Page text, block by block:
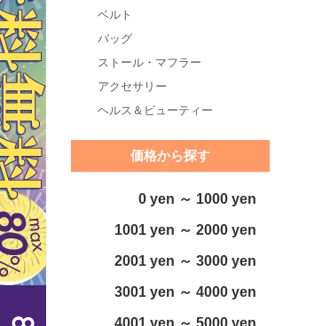
ベルト
バッグ
ストール・マフラー
アクセサリー
ヘルス＆ビューティー
価格から探す
0 yen ～ 1000 yen
1001 yen ～ 2000 yen
2001 yen ～ 3000 yen
3001 yen ～ 4000 yen
4001 yen ～ 5000 yen